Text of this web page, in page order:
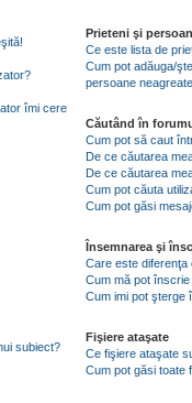
îmi cere
subiect?
Prieteni şi
Ce este lista de
Cum pot adăuga/
persoane
Căutând în
Cum pot să caut
De ce căutarea
De ce căutarea
Cum pot căuta
Cum pot găsi
Însemnarea şi
Care este
Cum mă pot
Cum imi pot şterge
Fişiere ataşate
Ce fişiere ataşate
Cum pot găsi toate